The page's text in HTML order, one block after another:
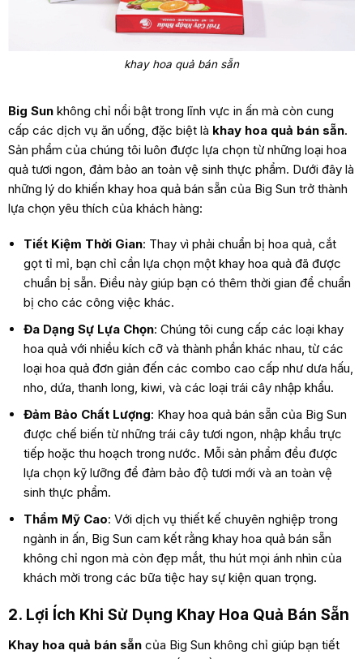
khay hoa quả bán sẵn
Big Sunkhông chỉ nổi bật trong lĩnh vực in ấn mà còn cung
cấp các dịch vụ ăn uống, đặc biệt là khay hoa quả bán sẵn.
Sản phẩm của chúng tôi luôn được lựa chọn từ những loại hoa
quả tươi ngon, đảm bảo an toàn vệ sinh thực phẩm. Dưới đây là
những lý do khiến khay hoa quả bán sẵn của Big Sun trở thành
lựa chọn yêu thích của khách hàng:
Tiết Kiệm Thời Gian: Thay vì phải chuẩn bị hoa quả, cắt
gọt tỉ mỉ, bạn chỉ cần lựa chọn một khay hoa quả đã được
chuẩn bị sẵn. Điều này giúp bạn có thêm thời gian để chuẩn
bị cho các công việc khác.
Đa Dạng Sự Lựa Chọn: Chúng tôi cung cấp các loại khay
hoa quả với nhiều kích cỡ và thành phần khác nhau, từ các
loại hoa quả đơn giản đến các combo cao cấp như dưa hấu,
nho, dứa, thanh long, kiwi, và các loại trái cây nhập khẩu.
Đảm Bảo Chất Lượng: Khay hoa quả bán sẵn của Big Sun
được chế biến từ những trái cây tươi ngon, nhập khẩu trực
tiếp hoặc thu hoạch trong nước. Mỗi sản phẩm đều được
lựa chọn kỹ lưỡng để đảm bảo độ tươi mới và an toàn vệ
sinh thực phẩm.
Thẩm Mỹ Cao: Với dịch vụ thiết kế chuyên nghiệp trong
ngành in ấn, Big Sun cam kết rằng khay hoa quả bán sẵn
không chỉ ngon mà còn đẹp mắt, thu hút mọi ánh nhìn của
khách mời trong các bữa tiệc hay sự kiện quan trọng.
2. Lợi Ích Khi Sử Dụng Khay Hoa Quả Bán Sẵn
Khay hoa quả bán sẵncủa Big Sun không chỉ giúp bạn tiết